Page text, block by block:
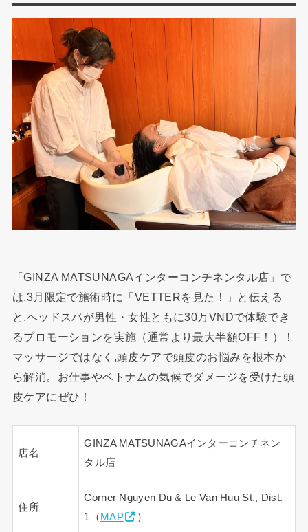
「GINZA MATSUNAGAインターコンチネンタル店」で
は,3月限定で施術時に「VETTERを見た！」と伝える
と,ヘッドスパが男性・女性ともに30万VNDで体験でき
るプロモーションを実施（通常より最大半額OFF！）！
マッサージではなく,頭皮ケアで頭皮のお悩みを根本か
ら解消。お仕事やベトナムの気候でダメージを受けた頭
皮ケアにぜひ！
店名
GINZA MATSUNAGAインターコンチネン
タル店
住所
Corner Nguyen Du & Le Van Huu St., Dist.
1（MAP ）